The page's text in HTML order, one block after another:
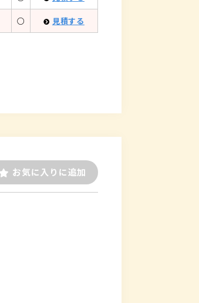
○ 見積する
お気に入りに追加